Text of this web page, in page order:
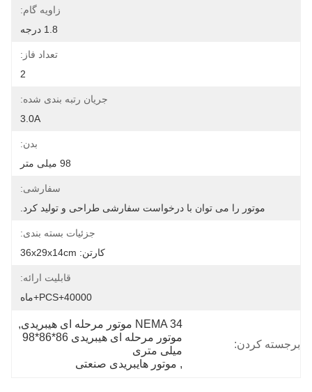
زاویه گام:
تعداد فاز:
جریان رتبه بندی شده:
3.0A
بدن:
سفارشی:
موتور را می توان با درخواست سفارشی طراحی و تولید کرد.
جزئیات بسته بندی:
کارتن: 36x29x14cm
قابلیت ارائه:
40000+PCS+ماه
کردن:
NEMA 34 موتور مرحله ای هیبریدی
,
موتور مرحله ای هیبریدی 86*86*98
میلی متری
موتور هایبریدی صنعتی